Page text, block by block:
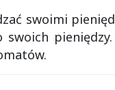
swoimi